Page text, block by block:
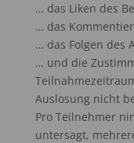
… das Liken des
… das
… das Folgen des
… und die
Auslosung nicht
Pro Teilnehmer
untersagt,